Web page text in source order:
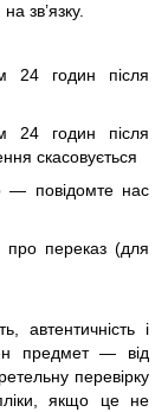
зв’язку.
24 годин після
24 годин після
скасовується
— повідомте нас
про переказ (для
автентичність і
предмет — від
перевірку
якщо це не